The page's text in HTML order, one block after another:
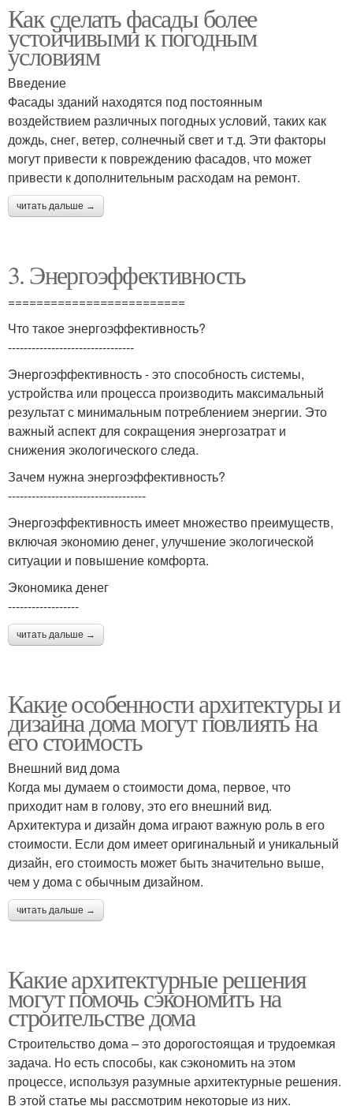
Как сделать фасады более
устойчивыми к погодным
условиям
Введение
Фасады зданий находятся под постоянным
воздействием различных погодных условий, таких как
дождь, снег, ветер, солнечный свет и т.д. Эти факторы
могут привести к повреждению фасадов, что может
привести к дополнительным расходам на ремонт.
читать дальше →
3. Энергоэффективность
=========================
Что такое энергоэффективность?
--------------------------------
Энергоэффективность - это способность системы,
устройства или процесса производить максимальный
результат с минимальным потреблением энергии. Это
важный аспект для сокращения энергозатрат и
снижения экологического следа.
Зачем нужна энергоэффективность?
-----------------------------------
Энергоэффективность имеет множество преимуществ,
включая экономию денег, улучшение экологической
ситуации и повышение комфорта.
Экономика денег
------------------
читать дальше →
Какие особенности архитектуры и
дизайна дома могут повлиять на
его стоимость
Внешний вид дома
Когда мы думаем о стоимости дома, первое, что
приходит нам в голову, это его внешний вид.
Архитектура и дизайн дома играют важную роль в его
стоимости. Если дом имеет оригинальный и уникальный
дизайн, его стоимость может быть значительно выше,
чем у дома с обычным дизайном.
читать дальше →
Какие архитектурные решения
могут помочь сэкономить на
строительстве дома
Строительство дома – это дорогостоящая и трудоемкая
задача. Но есть способы, как сэкономить на этом
процессе, используя разумные архитектурные решения.
В этой статье мы рассмотрим некоторые из них.